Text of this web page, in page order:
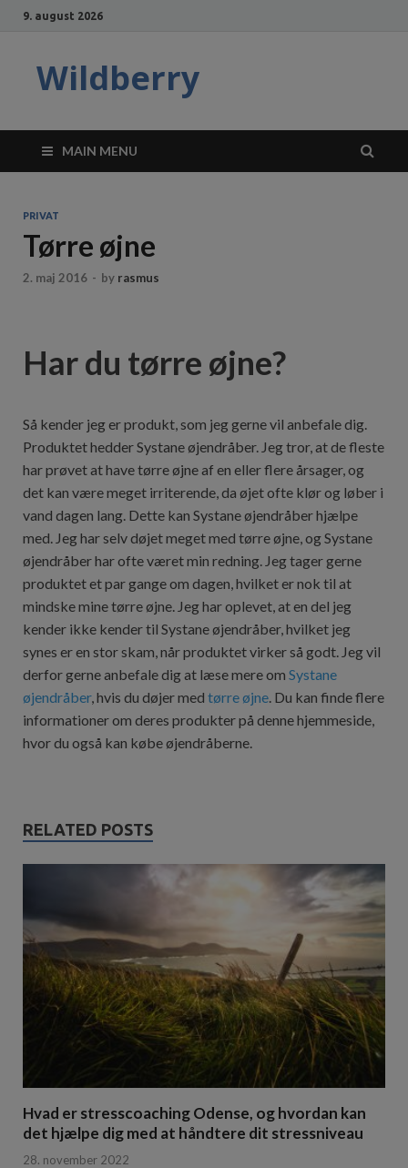
9. august 2026
Wildberry
MAIN MENU
PRIVAT
Tørre øjne
2. maj 2016 - by rasmus
Har du tørre øjne?
Så kender jeg er produkt, som jeg gerne vil anbefale dig.
Produktet hedder Systane øjendråber. Jeg tror, at de fleste
har prøvet at have tørre øjne af en eller flere årsager, og
det kan være meget irriterende, da øjet ofte klør og løber i
vand dagen lang. Dette kan Systane øjendråber hjælpe
med. Jeg har selv døjet meget med tørre øjne, og Systane
øjendråber har ofte været min redning. Jeg tager gerne
produktet et par gange om dagen, hvilket er nok til at
mindske mine tørre øjne. Jeg har oplevet, at en del jeg
kender ikke kender til Systane øjendråber, hvilket jeg
synes er en stor skam, når produktet virker så godt. Jeg vil
derfor gerne anbefale dig at læse mere om Systane
øjendråber, hvis du døjer med tørre øjne. Du kan finde flere
informationer om deres produkter på denne hjemmeside,
hvor du også kan købe øjendråberne.
RELATED POSTS
Hvad er stresscoaching Odense, og hvordan kan
det hjælpe dig med at håndtere dit stressniveau
28. november 2022